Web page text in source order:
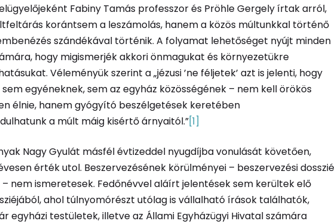
Fabiny Tamás professzor és Pröhle Gergely írtak arról,
korántsem a leszámolás, hanem a közös múltunkkal történő
szándékával történik. A folyamat lehetőséget nyújt minden
hogy migismerjék akkori önmagukat és környezetükre
Véleményük szerint a „jézusi ’ne féljetek’ azt is jelenti, hogy
egyéneknek, sem az egyház közösségének – nem kell örökös
élnie, hanem gyógyító beszélgetések keretében
a múlt máig kisértő árnyaitól.”[1]
Nagy Gyulát másfél évtizeddel nyugdíjba vonulását követően,
érték utol. Beszervezésének körülményei – beszervezési dosszié
nem ismeretesek. Fedőnévvel aláírt jelentések sem kerültek elő
ahol túlnyomórészt utólag is vállalható írások találhatók,
egyházi testületek, illetve az Állami Egyházügyi Hivatal számára